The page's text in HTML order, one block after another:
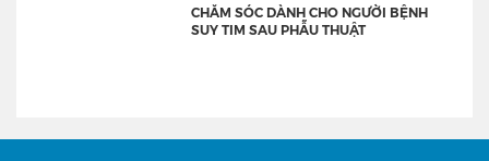
CHĂM SÓC DÀNH CHO NGƯỜI BỆNH
SUY TIM SAU PHẪU THUẬT